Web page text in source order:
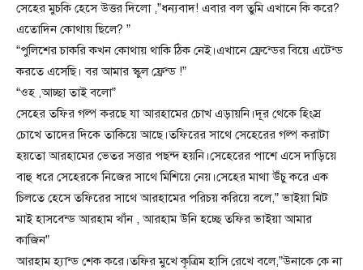
সেহের মুচকি হেসে উত্তর দিলো ,”ধন্যবাদ! এবার বল তুমি এখানে কি করে?
এতোদিন কোথায় ছিলে? ”
“পুলিশের চাকরি কখন কোথায় থাকি ঠিক নেই।এখানে ফ্রেন্ডের বিয়ে এটেন্ড
করতে এসেছি। বর আমার স্কুল ফ্রেন্ড !”
“ওহ ,আচ্ছা তাই বলো”
সেহের তফির গল্প করছে যা আরহামের চোখ এড়ায়নি।দূর থেকে হিংস্র
চোখে তাদের দিকে তাকিয়ে আছে।তফিরের সাথে সেহেরের গল্প করাটা
হয়তো আরহামের ভেতর সত্তার পছন্দ হয়নি।সেহেরের পাশে এসে দাড়িয়ে
বাহু ধরে সেহেরকে নিজের সাথে মিশিয়ে নেয়।সেহের মাথা উঁচু করে এক
চিলতে হেসে তফিরের সাথে আরহামের পরিচয় করিয়ে বলে,” ভাইয়া মিট
মাই হাসবেন্ড আরহাম খাঁন , আরহাম উনি হচ্ছে তফির ভাইয়া আমার
কাজিন”
আরহাম হ্যান্ড শেক করে।তফির মুখে কৃত্রিম হাসি রেখে বলে,”উনাকে কে না